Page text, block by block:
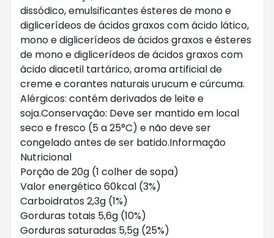
dissódico, emulsificantes ésteres de mono e
diglicerídeos de ácidos graxos com ácido lático,
mono e diglicerídeos de ácidos graxos e ésteres
de mono e diglicerídeos de ácidos graxos com
ácido diacetil tartárico, aroma artificial de
creme e corantes naturais urucum e cúrcuma.
Alérgicos: contém derivados de leite e
soja.Conservação: Deve ser mantido em local
seco e fresco (5 a 25°C) e não deve ser
congelado antes de ser batido.Informação
Nutricional
Porção de 20g (1 colher de sopa)
Valor energético 60kcal (3%)
Carboidratos 2,3g (1%)
Gorduras totais 5,6g (10%)
Gorduras saturadas 5,5g (25%)